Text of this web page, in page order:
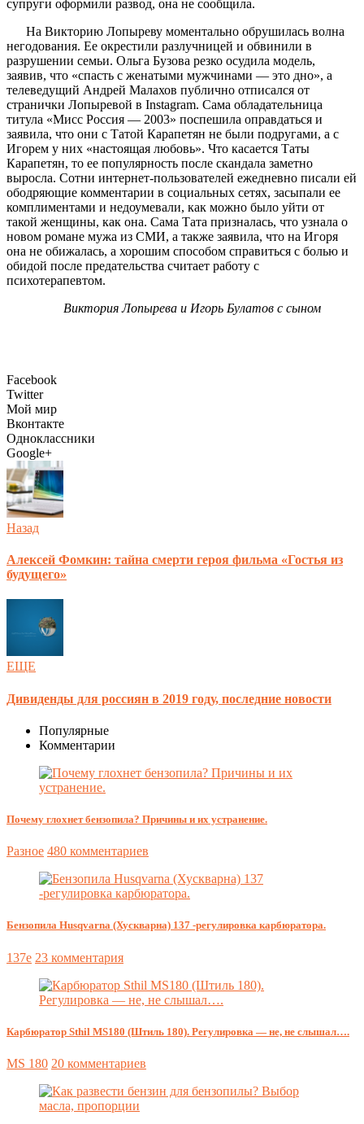
супруги оформили развод, она не сообщила.
На Викторию Лопыреву моментально обрушилась волна
негодования. Ее окрестили разлучницей и обвинили в
разрушении семьи. Ольга Бузова резко осудила модель,
заявив, что «спасть с женатыми мужчинами — это дно», а
телеведущий Андрей Малахов публично отписался от
странички Лопыревой в Instagram. Сама обладательница
титула «Мисс Россия — 2003» поспешила оправдаться и
заявила, что они с Татой Карапетян не были подругами, а с
Игорем у них «настоящая любовь». Что касается Таты
Карапетян, то ее популярность после скандала заметно
выросла. Сотни интернет-пользователей ежедневно писали ей
ободряющие комментарии в социальных сетях, засыпали ее
комплиментами и недоумевали, как можно было уйти от
такой женщины, как она. Сама Тата призналась, что узнала о
новом романе мужа из СМИ, а также заявила, что на Игоря
она не обижалась, а хорошим способом справиться с болью и
обидой после предательства считает работу с
психотерапевтом.
Виктория Лопырева и Игорь Булатов с сыном
Facebook
Twitter
Мой мир
Вконтакте
Одноклассники
Google+
Назад
Алексей Фомкин: тайна смерти героя фильма «Гостья из
будущего»
ЕЩЕ
Дивиденды для россиян в 2019 году, последние новости
Популярные
Комментарии
Почему глохнет бензопила? Причины и их устранение.
Разное 480 комментариев
Бензопила Husqvarna (Хускварна) 137 -регулировка карбюратора.
137e 23 комментария
Карбюратор Sthil MS180 (Штиль 180). Регулировка — не, не слышал….
MS 180 20 комментариев